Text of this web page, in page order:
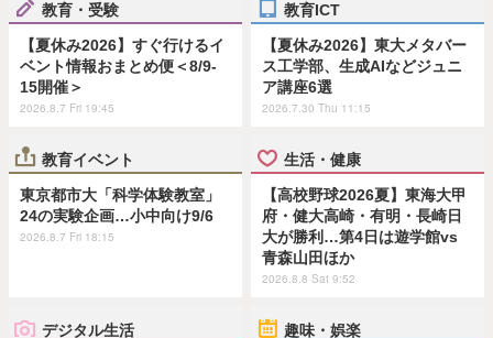
教育・受験
【夏休み2026】すぐ行けるイ
ベント情報おまとめ便＜8/9-
15開催＞
2026.8.7 Fri 19:45
教育ICT
【夏休み2026】東大メタバー
ス工学部、生成AIなどジュニ
ア講座6選
2026.7.30 Thu 11:15
教育イベント
東京都市大「科学体験教室」
24の実験企画…小中向け9/6
2026.8.7 Fri 18:15
生活・健康
【高校野球2026夏】東海大甲
府・健大高崎・有明・長崎日
大が勝利…第4日は遊学館vs
青森山田ほか
2026.8.8 Sat 9:52
デジタル生活 趣味・娯楽